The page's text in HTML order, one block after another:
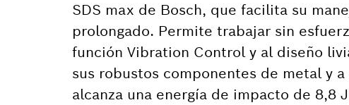
SDS max de Bosch, que facilita su
prolongado. Permite trabajar sin
función Vibration Control y al diseño
sus robustos componentes de metal y
alcanza una energía de impacto de 8,8